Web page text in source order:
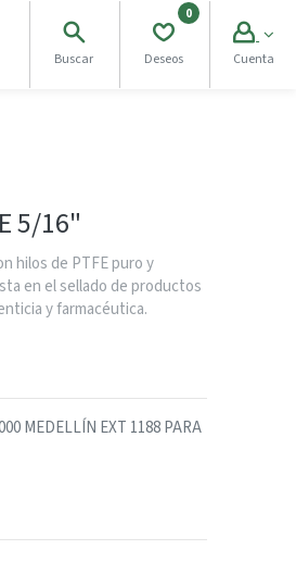
Buscar
0
Deseos Cuenta
5/16"
hilos de PTFE puro y
en el sellado de productos
y farmacéutica.
MEDELLÍN EXT 1188 PARA